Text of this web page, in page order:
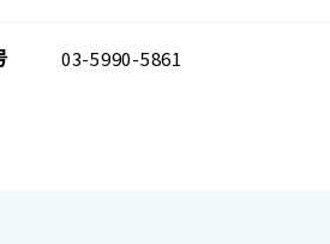
03-5990-5861